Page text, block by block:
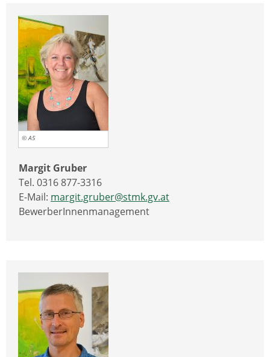
© A5
Margit Gruber
Tel. 0316 877-3316
E-Mail: margit.gruber@stmk.gv.at
BewerberInnenmanagement